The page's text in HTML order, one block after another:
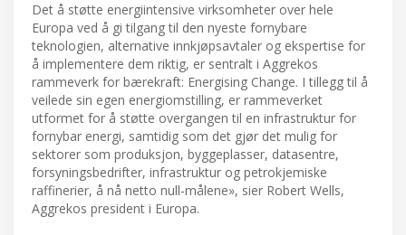
Det å støtte energiintensive virksomheter over hele
Europa ved å gi tilgang til den nyeste fornybare
teknologien, alternative innkjøpsavtaler og ekspertise for
å implementere dem riktig, er sentralt i Aggrekos
rammeverk for bærekraft: Energising Change. I tillegg til å
veilede sin egen energiomstilling, er rammeverket
utformet for å støtte overgangen til en infrastruktur for
fornybar energi, samtidig som det gjør det mulig for
sektorer som produksjon, byggeplasser, datasentre,
forsyningsbedrifter, infrastruktur og petrokjemiske
raffinerier, å nå netto null-målene», sier Robert Wells,
Aggrekos president i Europa.